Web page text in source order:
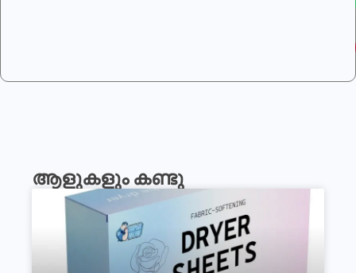
ആളുകളും കണ്ടു